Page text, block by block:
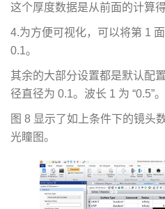
这个厚度数据是从前面的计算得
4.为方便可视化，可以将第 1
0.1。
其余的大部分设置都是默认配
径直径为 0.1。波长 1 为 “0.5”。
图 8 显示了如上条件下的镜头
光瞳图。